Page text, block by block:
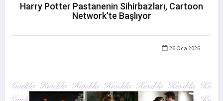
Harry Potter Pastanenin Sihirbazları, Cartoon
Network’te Başlıyor
26 Oca 2026